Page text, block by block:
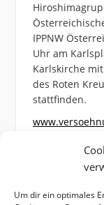
Um dir ein optimales
IPPNW
Uhr am
Karlskirche
des Roten
stattfinden.
Photo